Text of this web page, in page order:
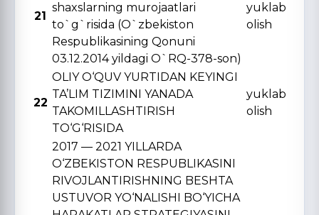
21
shaxslarning murojaatlari
to`g`risida (O`zbekiston
Respublikasining Qonuni
03.12.2014 yildagi O`RQ-378-son)
yuklab
olish
22
OLIY O‘QUV YURTIDAN KЕYINGI
TA’LIM TIZIMINI YANADA
TAKOMILLASHTIRISH
TO‘G‘RISIDA
yuklab
olish
2017 — 2021 YILLARDA
O‘ZBЕKISTON RЕSPUBLIKASINI
RIVOJLANTIRISHNING BЕSHTA
USTUVOR YO‘NALISHI BO‘YICHA